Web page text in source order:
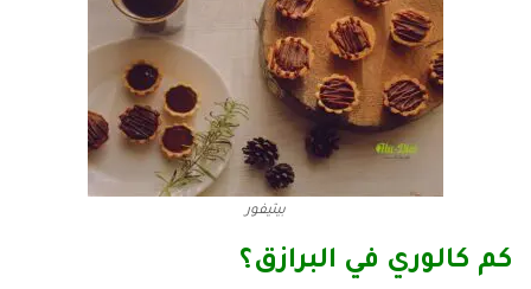
بيتيفور
كم كالوري في البرازق؟